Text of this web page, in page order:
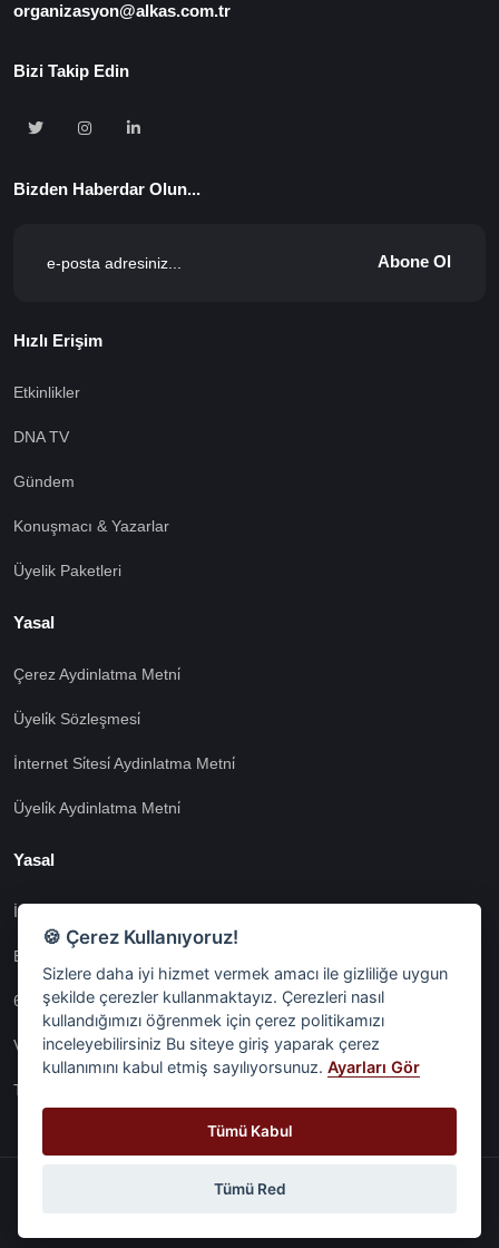
organizasyon@alkas.com.tr
Bizi Takip Edin
Bizden Haberdar Olun...
Abone Ol
Hızlı Erişim
Etkinlikler
DNA TV
Gündem
Konuşmacı & Yazarlar
Üyelik Paketleri
Yasal
Çerez Aydinlatma Metni̇
Üyeli̇k Sözleşmesi̇
İnternet Si̇tesi̇ Aydinlatma Metni̇
Üyeli̇k Aydinlatma Metni̇
Yasal
İşlem Rehberi̇
Etk İzni̇ Metni̇
6698 Sayili Kvkk Gereği̇nce Veri̇ Sorumlusuna Başvuru Formu
Veri Sorumlularına Başvuru Formu
Tüm Sözleşmeler
© Digital Network Alkaş | 2026
🍪 Çerez Kullanıyoruz!
Sizlere daha iyi hizmet vermek amacı ile gizliliğe uygun
şekilde çerezler kullanmaktayız. Çerezleri nasıl
kullandığımızı öğrenmek için çerez politikamızı
inceleyebilirsiniz Bu siteye giriş yaparak çerez
kullanımını kabul etmiş sayılıyorsunuz.Ayarları Gör
Tümü Kabul
Tümü Red